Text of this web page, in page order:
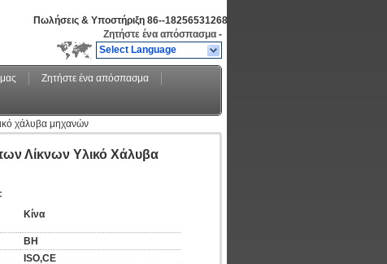
Πωλήσεις & Υποστήριξη 86--18256531268
Ζητήστε ένα απόσπασμα -
Select Language
Ζητήστε ένα απόσπασμα
χάλυβα μηχανών
Λίκνων Υλικό Χάλυβα
Κίνα
BH
ISO,CE